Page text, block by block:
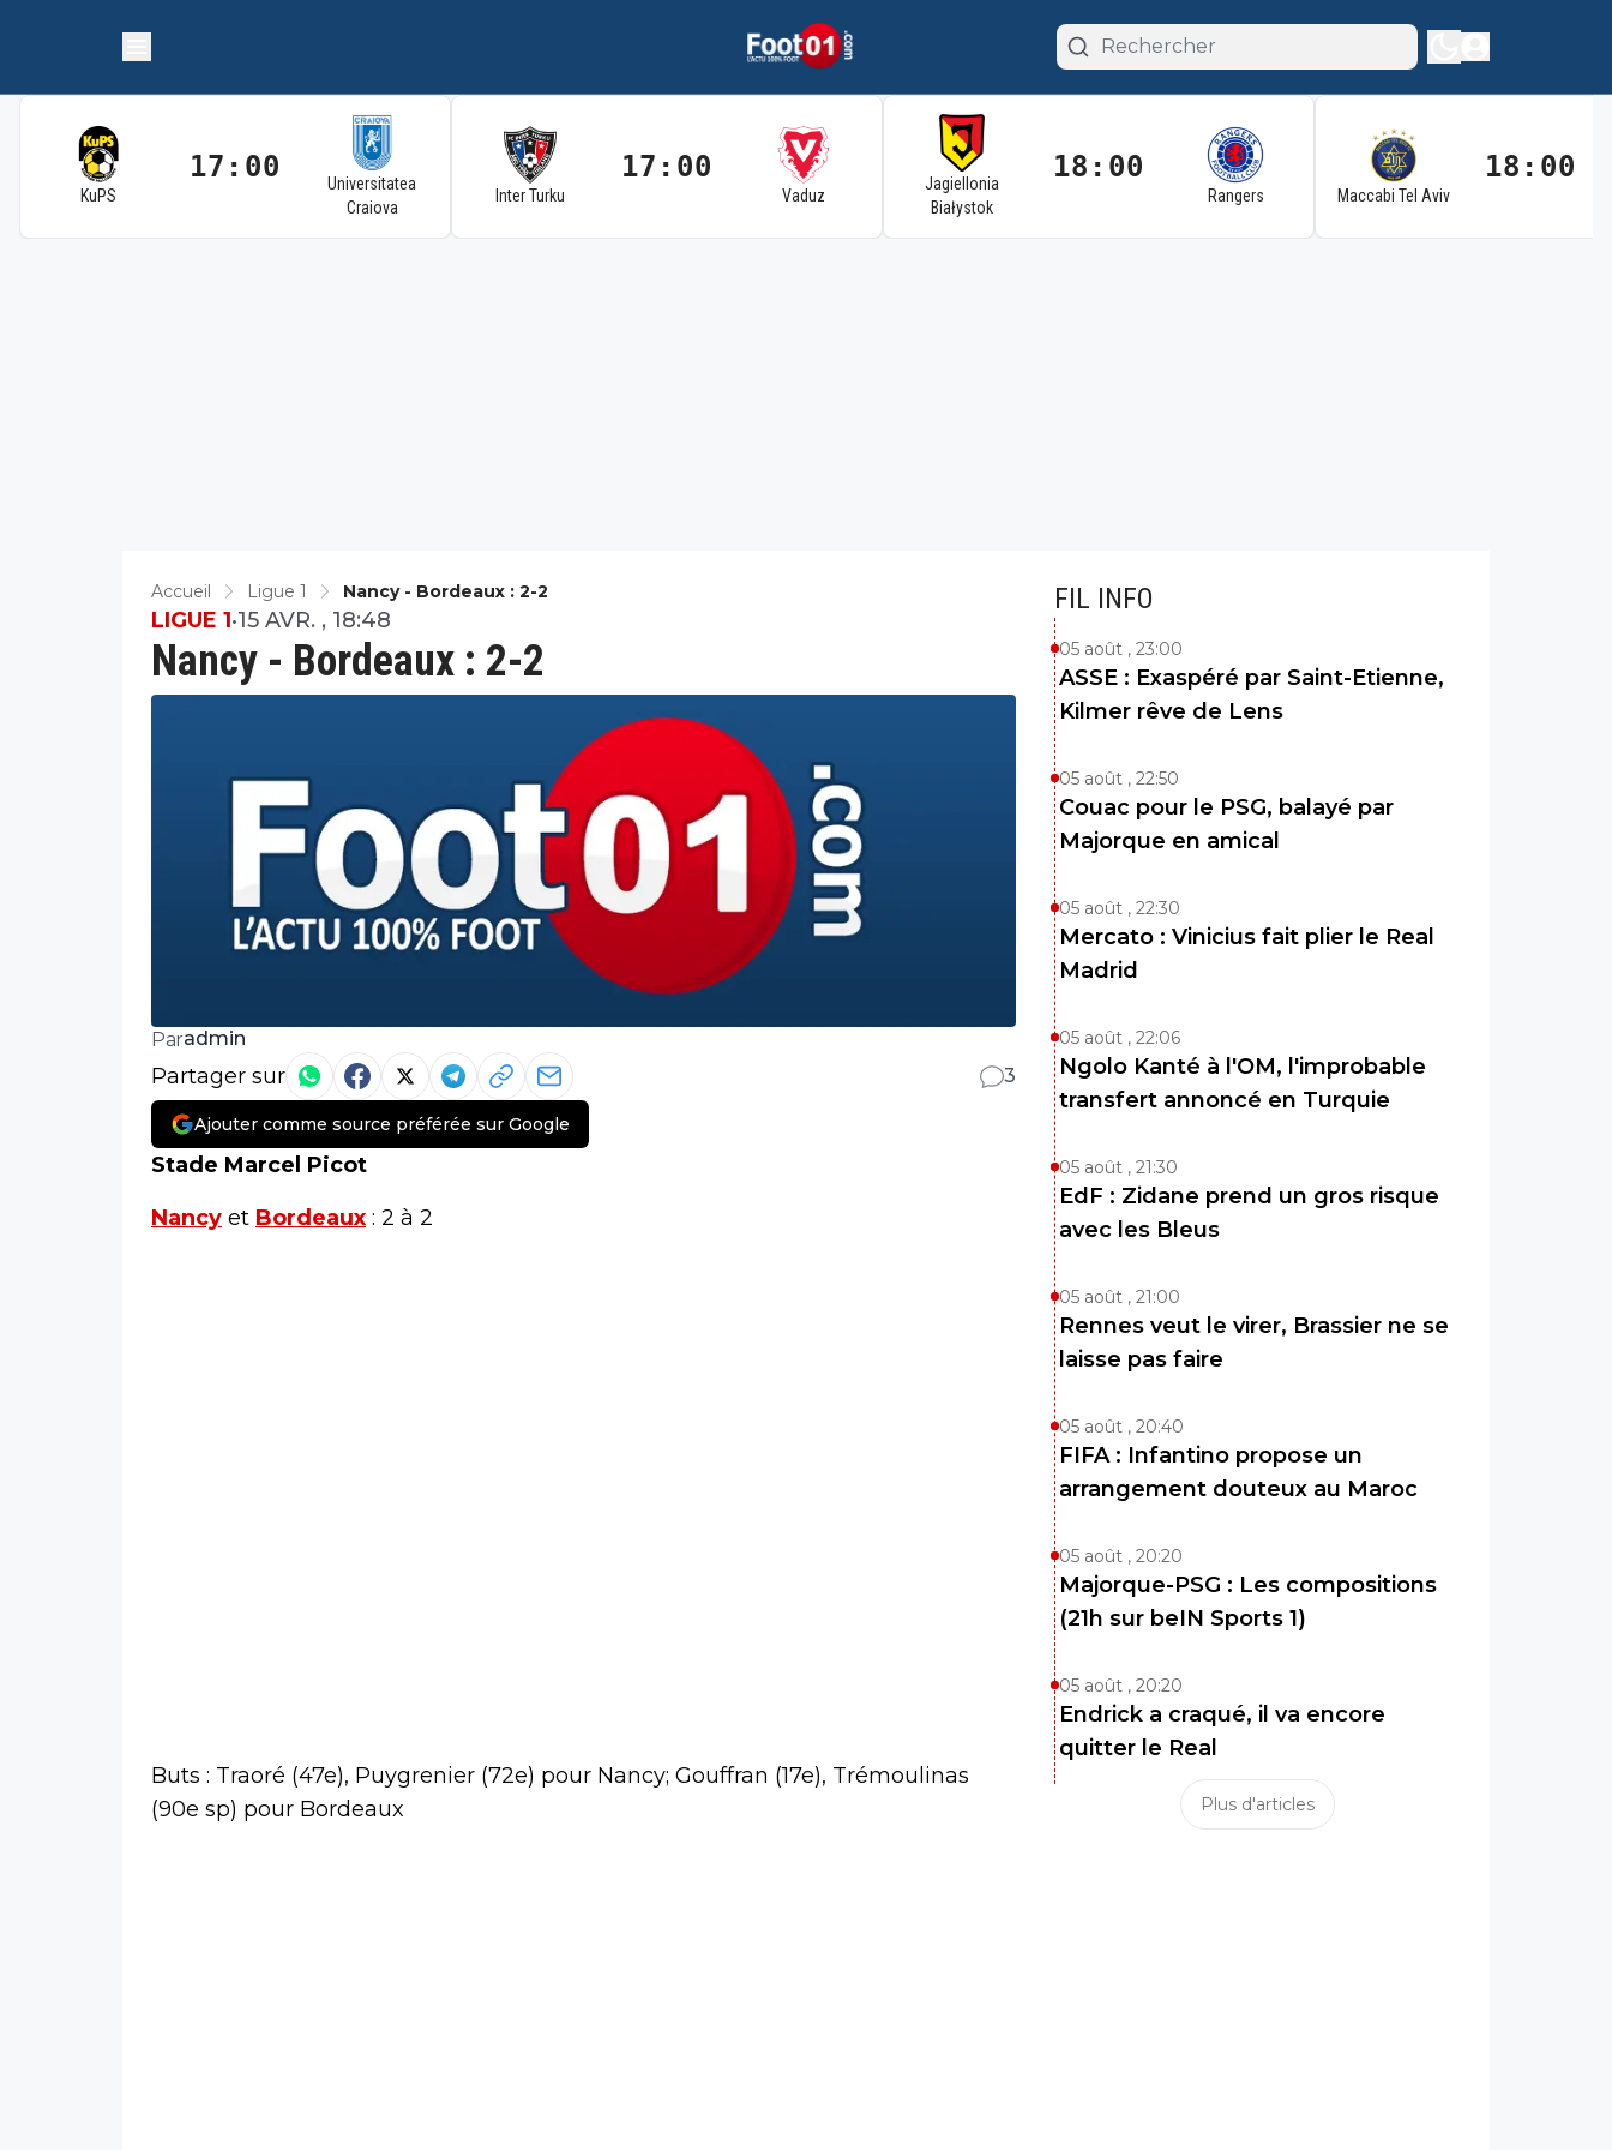
KuPS
17:00
Universitatea
Craiova
Inter Turku
17:00
Vaduz
Jagiellonia
Białystok
18:00
Rangers Maccabi Tel Aviv
18:00
Accueil Ligue 1 Nancy - Bordeaux : 2-2
Nancy - Bordeaux : 2-2
LIGUE 1•15 AVR. , 18:48
Paradmin
Partager sur 3
Ajouter comme source préférée sur Google
Stade Marcel Picot
Nancy et Bordeaux : 2 à 2
Buts : Traoré (47e), Puygrenier (72e) pour Nancy; Gouffran (17e), Trémoulinas
(90e sp) pour Bordeaux
FIL INFO
05 août , 23:00
ASSE : Exaspéré par Saint-Etienne,
Kilmer rêve de Lens
05 août , 22:50
Couac pour le PSG, balayé par
Majorque en amical
05 août , 22:30
Mercato : Vinicius fait plier le Real
Madrid
05 août , 22:06
Ngolo Kanté à l'OM, l'improbable
transfert annoncé en Turquie
05 août , 21:30
EdF : Zidane prend un gros risque
avec les Bleus
05 août , 21:00
Rennes veut le virer, Brassier ne se
laisse pas faire
05 août , 20:40
FIFA : Infantino propose un
arrangement douteux au Maroc
05 août , 20:20
Majorque-PSG : Les compositions
(21h sur beIN Sports 1)
05 août , 20:20
Endrick a craqué, il va encore
quitter le Real
Plus d'articles